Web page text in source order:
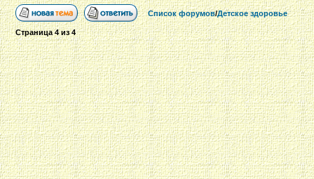
Список форумов/Детское здоровье
Страница4из4